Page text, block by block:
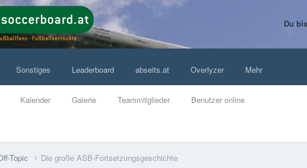
Du
Kalender Galerie Teammitglieder Benutzer online
Sonstiges Leaderboard abseits.at Overlyzer Mehr
Topic Die große ASB-Fortsetzungsgeschichte